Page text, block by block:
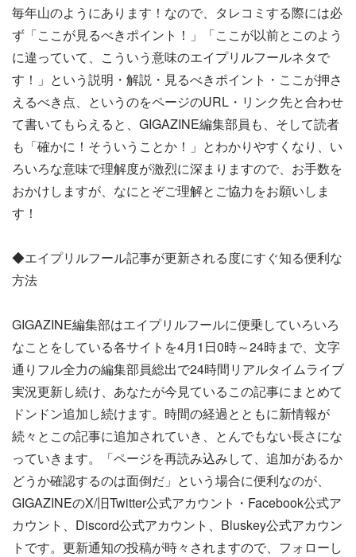
毎年山のようにあります！なので、タレコミする際には必
ず「ここが見るべきポイント！」「ここが以前とこのよう
に違っていて、こういう意味のエイプリルフールネタで
す！」という説明・解説・見るべきポイント・ここが押さ
えるべき点、というのをページのURL・リンク先と合わせ
て書いてもらえると、GIGAZINE編集部員も、そして読者
も「確かに！そういうことか！」とわかりやすくなり、い
ろいろな意味で理解度が激烈に深まりますので、お手数を
おかけしますが、なにとぞご理解とご協力をお願いしま
す！
◆エイプリルフール記事が更新される度にすぐ知る便利な
方法
GIGAZINE編集部はエイプリルフールに便乗していろいろ
なことをしている各サイトを4月1日0時～24時まで、文字
通りフル全力の編集部員総出で24時間リアルタイムライブ
実況更新し続け、あなたが今見ているこの記事にまとめて
ドンドン追加し続けます。時間の経過とともに新情報が
続々とこの記事に追加されていき、とんでもない長さにな
っていきます。「ページを再読み込みして、追加があるか
どうか確認するのは面倒だ」という場合に便利なのが、
GIGAZINEのX/旧Twitter公式アカウント・Facebook公式ア
カウント、Discord公式アカウント、Bluskey公式アカウン
トです。更新通知の投稿が時々されますので、フォローし